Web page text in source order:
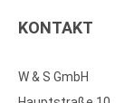
KONTAKT
W & S GmbH